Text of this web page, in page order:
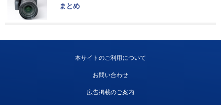
まとめ
本サイトのご利用について
お問い合わせ
広告掲載のご案内